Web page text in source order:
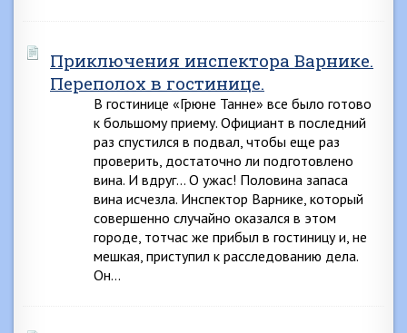
Приключения инспектора Варнике.
Переполох в гостинице.
В гостинице «Грюне Танне» все было готово
к большому приему. Официант в последний
раз спустился в подвал, чтобы еще раз
проверить, достаточно ли подготовлено
вина. И вдруг… О ужас! Половина запаса
вина исчезла. Инспектор Варнике, который
совершенно случайно оказался в этом
городе, тотчас же прибыл в гостиницу и, не
мешкая, приступил к расследованию дела.
Он…